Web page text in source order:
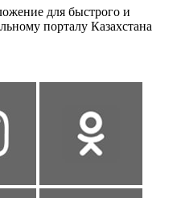
для быстрого и
порталу Казахстана